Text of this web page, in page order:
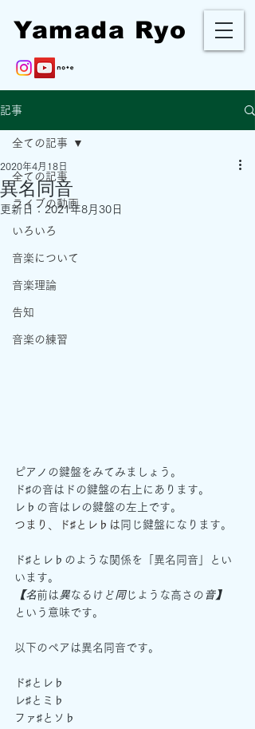
Yamada Ryo
記事
全ての記事
ライブの動画
いろいろ
音楽について
音楽理論
告知
音楽の練習
全ての記事
異名同音
2020年4月18日
更新日： 2021年8月30日
ピアノの鍵盤をみてみましょう。
ド♯の音はドの鍵盤の右上にあります。
レ♭の音はレの鍵盤の左上です。
つまり、ド♯とレ♭は 同じ鍵盤になります。
ド♯とレ♭のような関係を「異名同音」とい
います。
【名前は異なるけど 同じような高さの 音】
という意味です。
以下のペアは異名同音です。
ド♯とレ♭
レ♯とミ♭
ファ♯とソ♭